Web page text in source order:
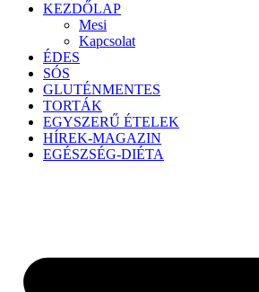
KEZDŐLAP
Mesi
Kapcsolat
ÉDES
SÓS
GLUTÉNMENTES
TORTÁK
EGYSZERŰ ÉTELEK
HÍREK-MAGAZIN
EGÉSZSÉG-DIÉTA